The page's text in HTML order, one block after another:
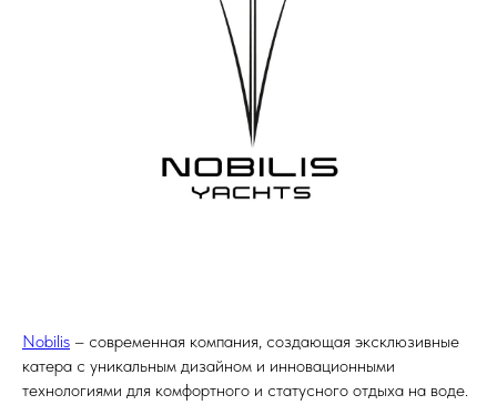
Nobilis – современная компания, создающая эксклюзивные
катера с уникальным дизайном и инновационными
технологиями для комфортного и статусного отдыха на воде.